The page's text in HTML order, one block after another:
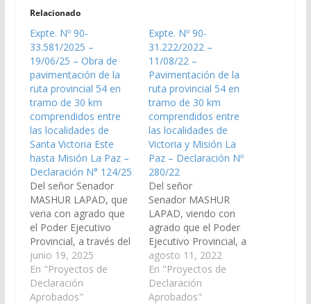
Relacionado
Expte. Nº 90-
33.581/2025 –
19/06/25 – Obra de
pavimentación de la
ruta provincial 54 en
tramo de 30 km
comprendidos entre
las localidades de
Santa Victoria Este
hasta Misión La Paz –
Declaración N° 124/25
Del señor Senador
MASHUR LAPAD, que
veria con agrado que
el Poder Ejecutivo
Provincial, a través del
Ministerio de
Economía y Servicios
Públicos , del
Ministerio de
junio 19, 2025
En "Proyectos de
Declaración
Aprobados"
Expte. Nº 90-
31.222/2022 –
11/08/22 –
Pavimentación de la
ruta provincial 54 en
tramo de 30 km
comprendidos entre
las localidades de
Victoria y Misión La
Paz – Declaración Nº
280/22
Del señor
Senador MASHUR
LAPAD, viendo con
agrado que el Poder
Ejecutivo Provincial, a
través de los
organismos
competentes,
disponga las medidas y
agosto 11, 2022
En "Proyectos de
Declaración
Aprobados"